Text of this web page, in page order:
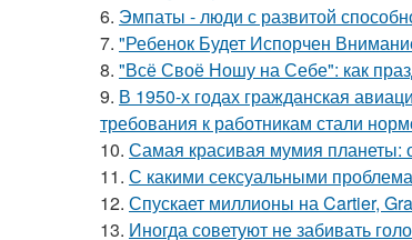
6. Эмпаты - люди с развитой
7. "Ребенок Будет Испорчен
8. "Всё Своё Ношу на Себе": как
9. В 1950-х годах гражданская
требования к работникам стали
10. Самая красивая мумия планеты:
11. С какими сексуальными
12. Спускает миллионы на Cartier,
13. Иногда советуют не забивать